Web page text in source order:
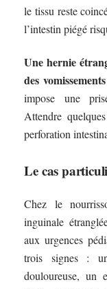
le tissu reste
l’intestin piégé
Une hernie
des
impose une
Attendre
perforation
Le cas
Chez le
inguinale
aux urgences
trois signes :
douloureuse, un